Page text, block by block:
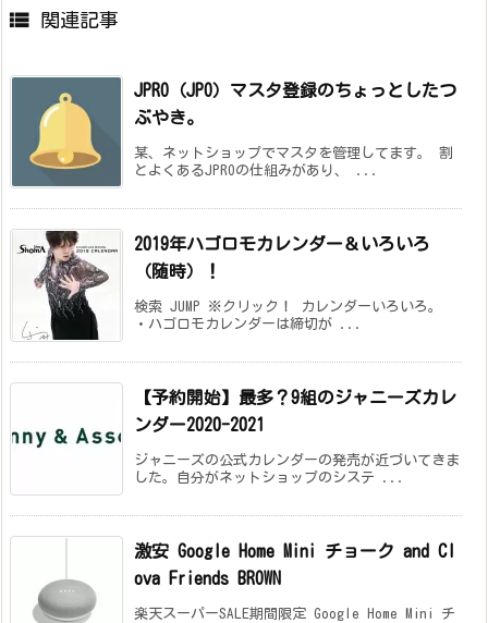
 関連記事
JPRO（JPO）マスタ登録のちょっとしたつ
ぶやき。
某、ネットショップでマスタを管理してます。 割
とよくあるJPROの仕組みがあり、 ...
2019年ハゴロモカレンダー＆いろいろ
（随時）！
検索 JUMP ※クリック！ カレンダーいろいろ。
・ハゴロモカレンダーは締切が ...
【予約開始】最多？9組のジャニーズカレ
ンダー2020-2021
ジャニーズの公式カレンダーの発売が近づいてきま
した。自分がネットショップのシステ ...
激安 Google Home Mini チョーク and Cl
ova Friends BROWN
楽天スーパーSALE期間限定 Google Home Mini チ